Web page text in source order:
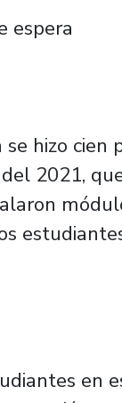
espera
hizo cien
2021,
en